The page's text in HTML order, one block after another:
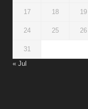
17 18 19
24 25 26
31
« Jul